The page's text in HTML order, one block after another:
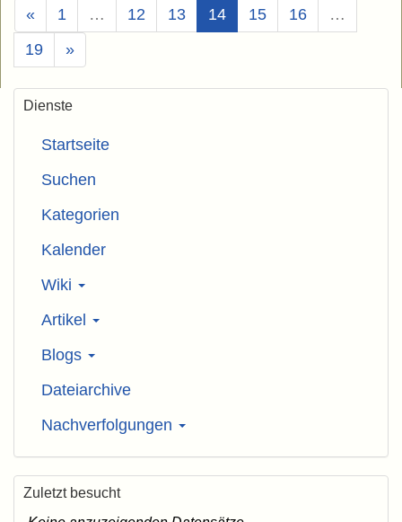
« 1 … 12 13 14(Aktuell)
15 16
…
19
»
Dienste
Startseite
Suchen
Kategorien
Kalender
Wiki
Artikel
Blogs
Dateiarchive
Nachverfolgungen
Zuletzt besucht